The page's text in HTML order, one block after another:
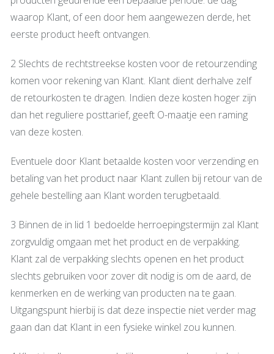
waarop Klant, of een door hem aangewezen derde, het
eerste product heeft ontvangen.
2 Slechts de rechtstreekse kosten voor de retourzending
komen voor rekening van Klant. Klant dient derhalve zelf
de retourkosten te dragen. Indien deze kosten hoger zijn
dan het reguliere posttarief, geeft O-maatje een raming
van deze kosten.
Eventuele door Klant betaalde kosten voor verzending en
betaling van het product naar Klant zullen bij retour van de
gehele bestelling aan Klant worden terugbetaald.
3 Binnen de in lid 1 bedoelde herroepingstermijn zal Klant
zorgvuldig omgaan met het product en de verpakking.
Klant zal de verpakking slechts openen en het product
slechts gebruiken voor zover dit nodig is om de aard, de
kenmerken en de werking van producten na te gaan.
Uitgangspunt hierbij is dat deze inspectie niet verder mag
gaan dan dat Klant in een fysieke winkel zou kunnen.